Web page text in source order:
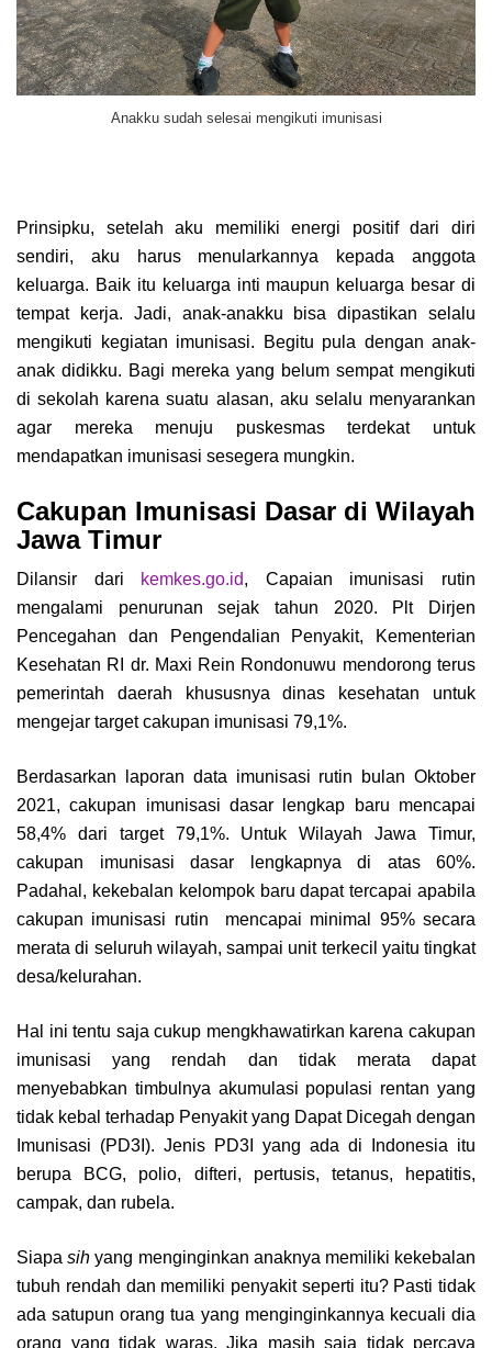
Anakku sudah selesai mengikuti imunisasi
Prinsipku, setelah aku memiliki energi positif dari diri
sendiri, aku harus menularkannya kepada anggota
keluarga. Baik itu keluarga inti maupun keluarga besar di
tempat kerja. Jadi, anak-anakku bisa dipastikan selalu
mengikuti kegiatan imunisasi. Begitu pula dengan anak-
anak didikku. Bagi mereka yang belum sempat mengikuti
di sekolah karena suatu alasan, aku selalu menyarankan
agar mereka menuju puskesmas terdekat untuk
mendapatkan imunisasi sesegera mungkin.
Cakupan Imunisasi Dasar di Wilayah
Jawa Timur
Dilansir dari kemkes.go.id, Capaian imunisasi rutin
mengalami penurunan sejak tahun 2020. Plt Dirjen
Pencegahan dan Pengendalian Penyakit, Kementerian
Kesehatan RI dr. Maxi Rein Rondonuwu mendorong terus
pemerintah daerah khususnya dinas kesehatan untuk
mengejar target cakupan imunisasi 79,1%.
Berdasarkan laporan data imunisasi rutin bulan Oktober
2021, cakupan imunisasi dasar lengkap baru mencapai
58,4% dari target 79,1%. Untuk Wilayah Jawa Timur,
cakupan imunisasi dasar lengkapnya di atas 60%.
Padahal, kekebalan kelompok baru dapat tercapai apabila
cakupan imunisasi rutin mencapai minimal 95% secara
merata di seluruh wilayah, sampai unit terkecil yaitu tingkat
desa/kelurahan.
Hal ini tentu saja cukup mengkhawatirkan karena cakupan
imunisasi yang rendah dan tidak merata dapat
menyebabkan timbulnya akumulasi populasi rentan yang
tidak kebal terhadap Penyakit yang Dapat Dicegah dengan
Imunisasi (PD3I). Jenis PD3I yang ada di Indonesia itu
berupa BCG, polio, difteri, pertusis, tetanus, hepatitis,
campak, dan rubela.
Siapasihyang menginginkan anaknya memiliki kekebalan
tubuh rendah dan memiliki penyakit seperti itu? Pasti tidak
ada satupun orang tua yang menginginkannya kecuali dia
orang yang tidak waras. Jika masih saja tidak percaya